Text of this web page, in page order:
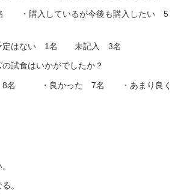
・購入しているが今後も購入したい 5
予定はない 1名 未記入 3名
試食はいかがでしたか？
8名 ・良かった 7名 ・あまり良く
。